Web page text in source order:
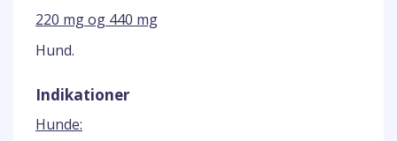
220 mg og 440 mg
Hund.
Indikationer
Hunde: